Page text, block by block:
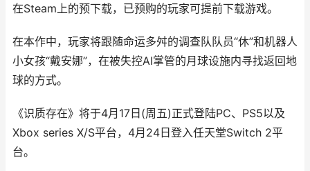
在Steam上的预下载，已预购的玩家可提前下载游戏。
在本作中，玩家将跟随命运多舛的调查队队员“休”和机器人
小女孩“戴安娜”，在被失控AI掌管的月球设施内寻找返回地
球的方式。
《识质存在》将于4月17日(周五)正式登陆PC、PS5以及
Xbox series X/S平台，4月24日登入任天堂Switch 2平
台。